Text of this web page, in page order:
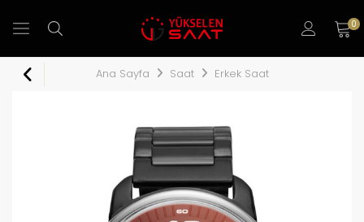
0
Ana Sayfa Saat Erkek Saat